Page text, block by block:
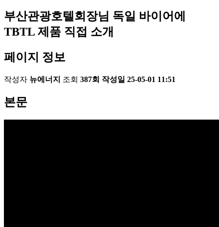
부산관광호텔회장님 독일 바이어에
TBTL 제품 직접 소개
페이지 정보
작성자 뉴에너지 조회 387회 작성일 25-05-01 11:51
본문